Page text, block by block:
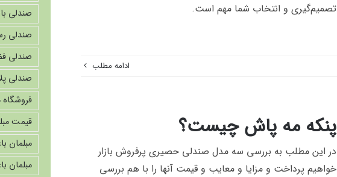
تصمیم‌گیری و انتخاب شما مهم است.
ادامه مطلب
پنکه مه پاش چیست؟
در این مطلب به بررسی سه مدل صندلی حصیری پرفروش بازار
خواهیم پرداخت و مزایا و معایب و قیمت آنها را با هم بررسی
صندلی
صندلی
صندلی
صندلی
فروشگاه
قیمت
مبلمان
مبلمان